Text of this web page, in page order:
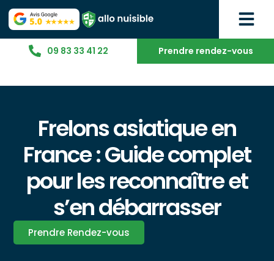
09 83 33 41 22 Prendre rendez-vous
Frelons asiatique en
France : Guide complet
pour les reconnaître et
s’en débarrasser
Prendre Rendez-vous